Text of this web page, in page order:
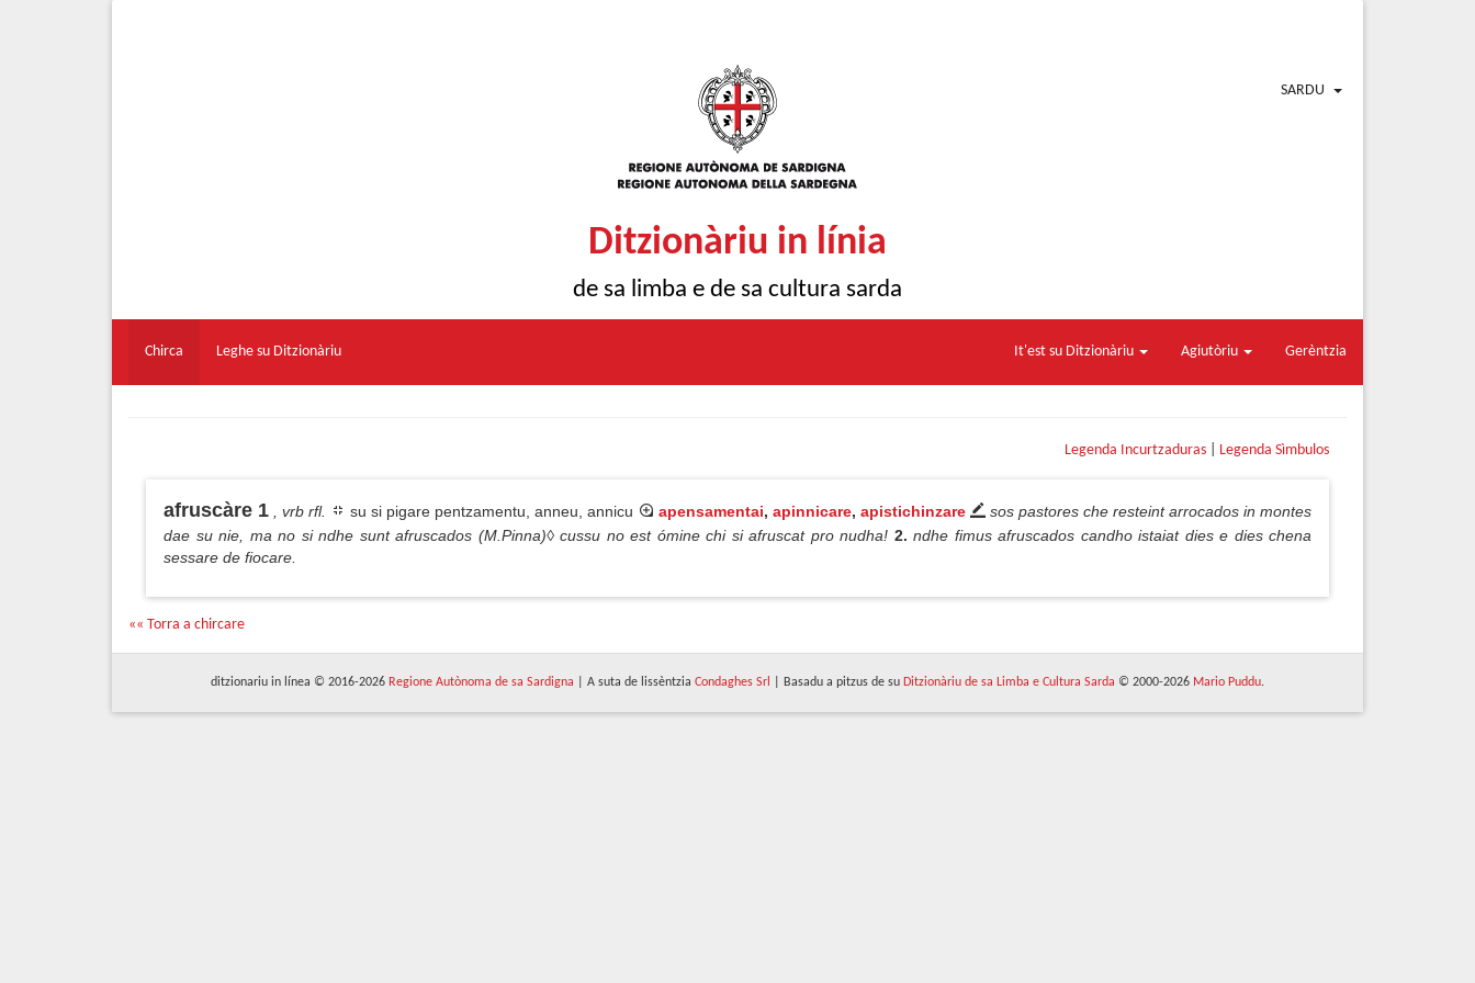
SARDU
Ditzionàriu in línia
de sa limba e de sa cultura sarda
Chirca Leghe su Ditzionàriu It'est su Ditzionàriu Agiutòriu Gerèntzia
Legenda Incurtzaduras Legenda Sìmbulos
afruscàre 1 , vrb rfl. su si pigare pentzamentu, anneu, annicu apensamentai, apinnicare, apistichinzare
sos pastores che resteint arrocados in montes
dae su nie, ma no si ndhe sunt afruscados (M.Pinna)◊ cussu no est ómine chi si afruscat pro nudha! 2. ndhe fimus afruscados candho istaiat dies e dies chena
sessare de fiocare.
«« Torra a chircare
ditzionariu in línea © 2016-2026 Regione Autònoma de sa Sardigna | A suta de lissèntzia Condaghes Srl | Basadu a pitzus de su Ditzionàriu de sa Limba e Cultura Sarda © 2000-2026 Mario Puddu.